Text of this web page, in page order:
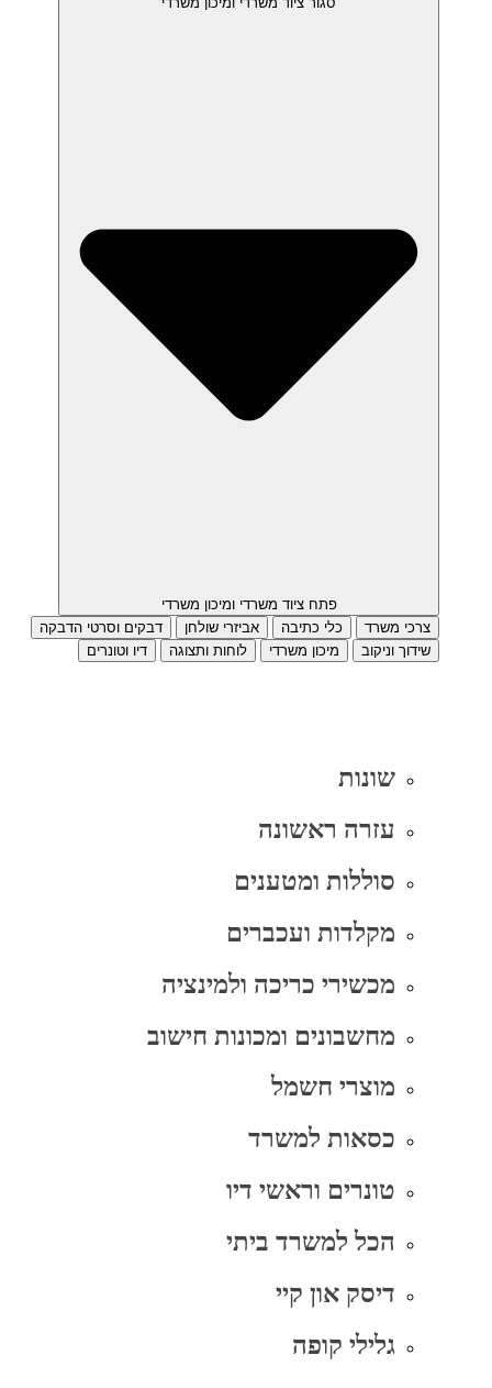
פתח ציוד משרדי ומיכון משרדי
צרכי משרד
כלי כתיבה אביזרי שולחן
דבקים וסרטי הדבקה
שידוך וניקוב
מיכון משרדי לוחות ותצוגה דיו וטונרים
שונות
עזרה ראשונה
סוללות ומטענים
מקלדות ועכברים
מכשירי כריכה ולמינציה
מחשבונים ומכונות חישוב
מוצרי חשמל
כסאות למשרד
טונרים וראשי דיו
הכל למשרד ביתי
דיסק און קיי
גלילי קופה